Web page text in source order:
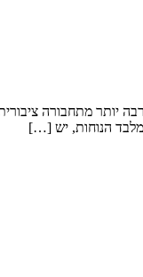
יותר מתחבורה
הנוחות, יש […]